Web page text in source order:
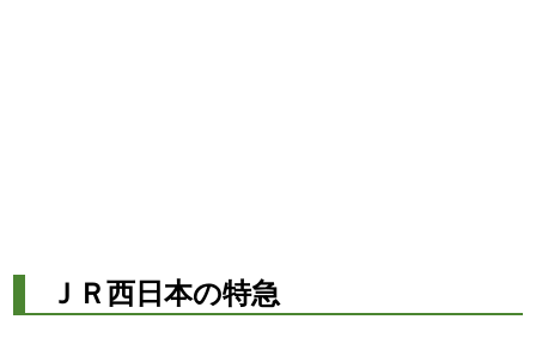
ＪＲ西日本の特急